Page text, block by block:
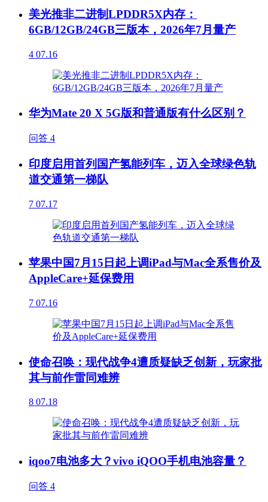
美光推非二进制LPDDR5X内存：
6GB/12GB/24GB三版本，2026年7月量产
4 07.16
华为Mate 20 X 5G版和普通版有什么区别？
问答 4
印度启用首列国产氢能列车，迈入全球绿色轨
道交通第一梯队
7 07.17
苹果中国7月15日起上调iPad与Mac全系售价及
AppleCare+延保费用
7 07.16
使命召唤：现代战争4遭质疑缺乏创新，玩家批
其与前作雷同难辨
8 07.18
iqoo7电池多大？vivo iQOO手机电池容量？
问答 4